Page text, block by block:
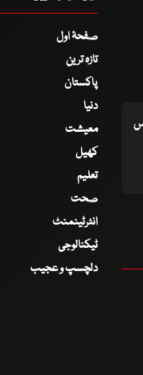
صفحۂ اول
تازہ ترین
پاکستان
دنیا
معیشت
کھیل
تعلیم
صحت
انٹرٹینمنٹ
ٹیکنالوجی
دلچسپ و عجیب